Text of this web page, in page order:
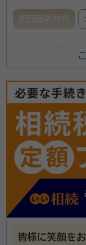
初回面談無料
あの時こうすれ
のない満足・納
相続相談窓口
資格等： 行政書士
所属団体：
皆様に笑顔を